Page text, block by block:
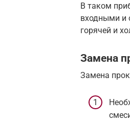
В таком
входными и
горячей и
Замена
Замена